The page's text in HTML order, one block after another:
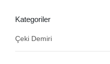
Kategoriler
Çeki Demiri